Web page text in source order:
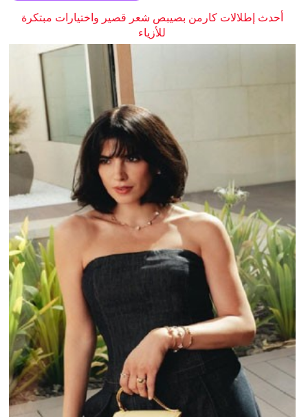
أحدث إطلالات كارمن بصيبص شعر قصير واختيارات مبتكرة
للأزياء